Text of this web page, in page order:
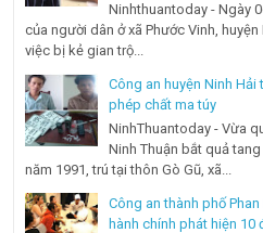
Ninhthuantoday - Ngày
của người dân ở xã Phước Vinh,
việc bị kẻ gian trộ...
Công an huyện Ninh
phép chất ma túy
NinhThuantoday - Vừa
Ninh Thuận bắt quả
năm 1991, trú tại thôn Gò Gũ, xã...
Công an thành phố
hành chính phát hiện 10